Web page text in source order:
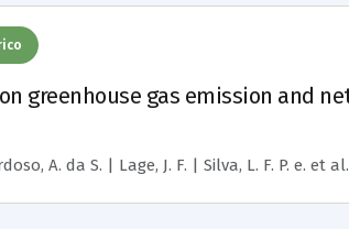
greenhouse gas emission and
A. da S. | Lage, J. F. | Silva, L. F. P. e. et al.